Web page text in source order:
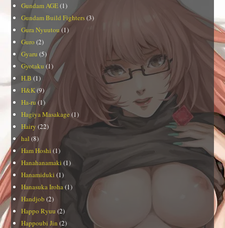
Gundam AGE(1)
Gundam Build Fighters(3)
Gura Nyuutou(1)
Guro (2)
Gyaru (5)
Gyotaku (1)
H.B (1)
H&K(9)
Ha-ru (1)
Hagiya Masakage (1)
Hairy (22)
hal (8)
Ham Hoshi (1)
Hanahanamaki (1)
Hanamiduki (1)
Hanasuka Iroha (1)
Handjob (2)
Happo Ryuu (2)
Happoubi Jin (2)